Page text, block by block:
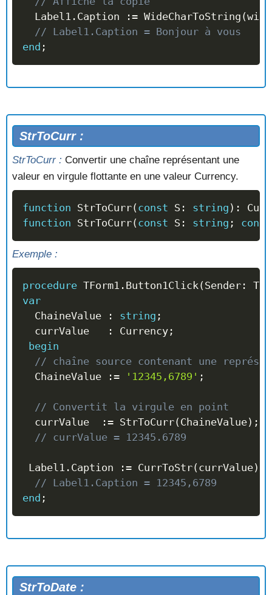
  Label1
. Caption := WideCharToString (
// Label1.Caption = Bonjour à vous
end ;
StrToCurr :
StrToCurr : Convertir une chaîne représentant une
valeur en virgule flottante en une valeur Currency.
function StrToCurr(const S : string ) :
function StrToCurr(const S : string ; const
Exemple :
procedure TForm1 . Button1Click (Sender :
var
  ChaineValue
: string ;
  currValue
: Currency ;
begin
// chaîne source contenant une
  ChaineValue
:= '12345,6789' ;
// Convertit la virgule en point
  currValue
:= StrToCurr(ChaineValue) ;
// currValue = 12345.6789
Label1 . Caption := CurrToStr(currValue)
// Label1.Caption = 12345,6789
end ;
StrToDate :